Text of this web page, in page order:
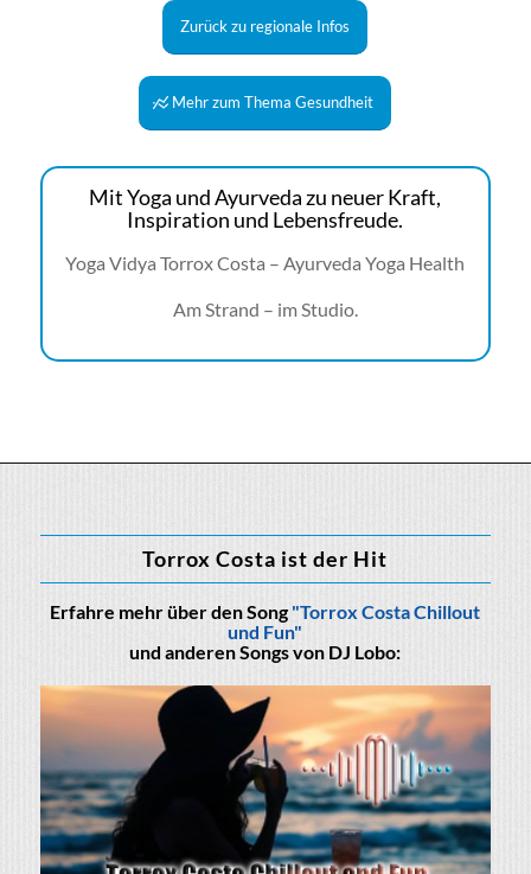
Zurück zu regionale Infos
Mehr zum Thema Gesundheit
Mit Yoga und Ayurveda zu neuer Kraft,
Inspiration und Lebensfreude.
Yoga Vidya Torrox Costa – Ayurveda Yoga Health
Am Strand – im Studio.
Torrox Costa ist der Hit
Erfahre mehr über den Song"Torrox Costa Chillout
und Fun"
und anderen Songs von DJ Lobo: